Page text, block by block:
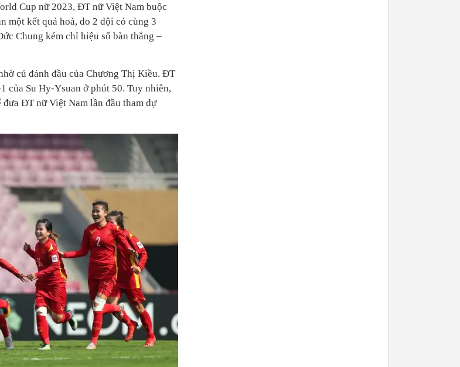
Cup nữ 2023, ĐT nữ Việt Nam buộc
một kết quả hoà, do 2 đội có cùng 3
Chung kém chỉ hiệu số bàn thắng –
cú đánh đầu của Chương Thị Kiều. ĐT
của Su Hy-Ysuan ở phút 50. Tuy nhiên,
ĐT nữ Việt Nam lần đầu tham dự